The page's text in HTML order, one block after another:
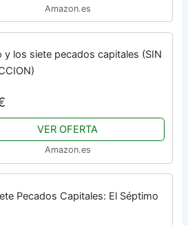
Amazon.es
y los siete pecados capitales (SIN
VER OFERTA
Amazon.es
Pecados Capitales: El Séptimo